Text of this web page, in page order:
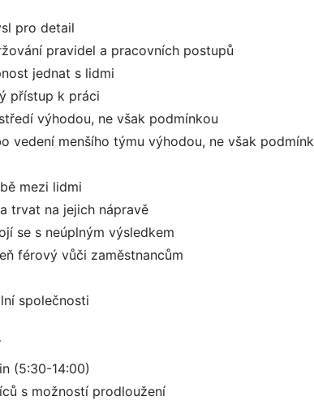
pro detail
pravidel a pracovních postupů
jednat s lidmi
přístup k práci
výhodou, ne však podmínkou
vedení menšího týmu výhodou, ne však
mezi lidmi
trvat na jejich nápravě
se s neúplným výsledkem
férový vůči zaměstnancům
společnosti
(5:30-14:00)
s možností prodloužení